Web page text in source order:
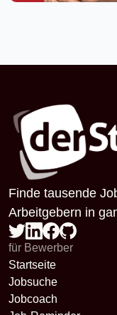
Finde tausende
Arbeitgebern in
für Bewerber
Startseite
Jobsuche
Jobcoach